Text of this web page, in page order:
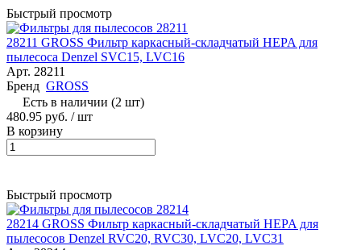
Быстрый просмотр
28211 GROSS Фильтр каркасный-складчатый HEPA для
пылесоса Denzel SVC15, LVC16
Арт. 28211
Бренд GROSS
Есть в наличии (2 шт)
480.95 руб. / шт
В корзину
Быстрый просмотр
28214 GROSS Фильтр каркасный-складчатый HEPA для
пылесосов Denzel RVC20, RVC30, LVC20, LVC31